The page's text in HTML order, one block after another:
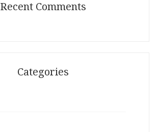
Recent Comments
Categories